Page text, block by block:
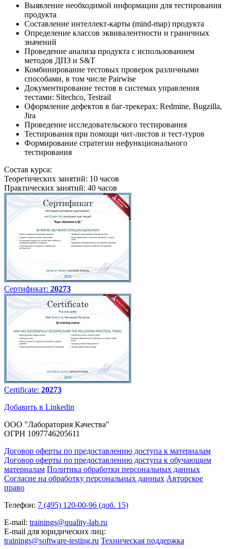
Выявление необходимой информации для тестирования
продукта
Составление интеллект-карты (mind-map) продукта
Определение классов эквивалентности и граничных
значений
Проведение анализа продукта с использованием
методов ДПЗ и S&T
Комбинирование тестовых проверок различными
способами, в том числе Pairwise
Документирование тестов в системах управления
тестами: Sitechсo, Testrail
Оформление дефектов в баг-трекерах: Redmine, Bugzilla,
Jira
Проведение исследовательского тестирования
Тестирования при помощи чит-листов и тест-туров
Формирование стратегии нефункционального
тестирования
Состав курса:
Теоретических занятий: 10 часов
Практических занятий: 40 часов
Сертификат: 20273
Certificate: 20273
Добавить в Linkedin
ООО "Лаборатория Качества"
ОГРН 1097746205611
Договор оферты по предоставлению доступа к материалам
Договор оферты по предоставлению доступа к обучающим
материалам Политика обработки персональных данных
Согласие на обработку персональных данных Авторское
право
Телефон: 7 (495) 120-00-96 (доб. 15)
E-mail: trainings@quality-lab.ru
E-mail для юридических лиц:
trainings@software-testing.ru Техническая поддержка